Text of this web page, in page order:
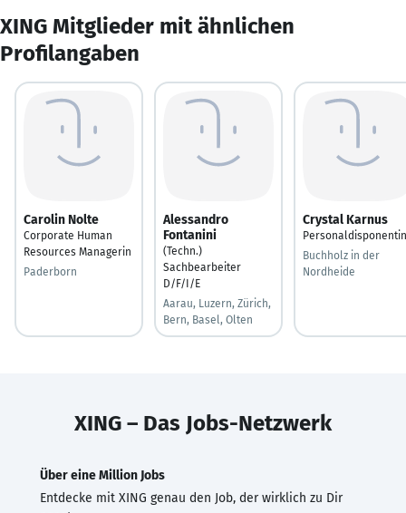
XING Mitglieder mit ähnlichen
Profilangaben
Carolin Nolte
Corporate Human
Resources Managerin
Paderborn
Alessandro
Fontanini
(Techn.)
Sachbearbeiter
D/F/I/E
Aarau, Luzern, Zürich,
Bern, Basel, Olten
Crystal Karnus
Personaldisponentin
Buchholz in der
Nordheide
XING – Das Jobs-Netzwerk
Über eine Million Jobs
Entdecke mit XING genau den Job, der wirklich zu Dir